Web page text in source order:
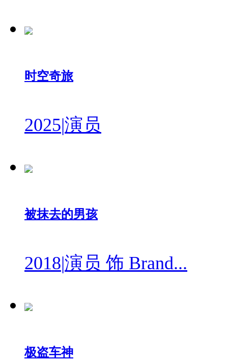
时空奇旅
2025|演员
被抹去的男孩
2018|演员 饰 Brand...
极盗车神